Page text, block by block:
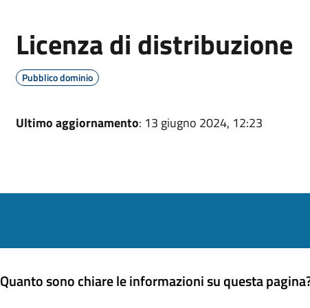
Licenza di distribuzione
Pubblico dominio
Ultimo aggiornamento: 13 giugno 2024, 12:23
Quanto sono chiare le informazioni su questa